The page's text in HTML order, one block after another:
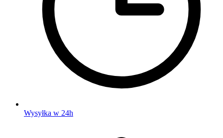
Wysyłka w 24h